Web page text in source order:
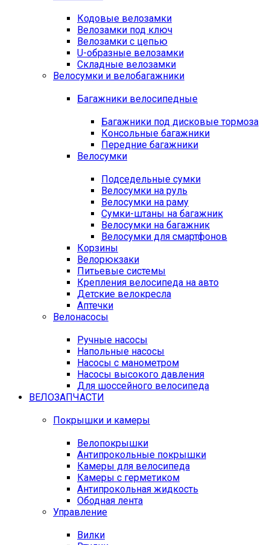
Кодовые велозамки
Велозамки под ключ
Велозамки с цепью
U-образные велозамки
Складные велозамки
Велосумки и велобагажники
Багажники велосипедные
Багажники под дисковые тормоза
Консольные багажники
Передние багажники
Велосумки
Подседельные сумки
Велосумки на руль
Велосумки на раму
Сумки-штаны на багажник
Велосумки на багажник
Велосумки для смартфонов
Корзины
Велорюкзаки
Питьевые системы
Крепления велосипеда на авто
Детские велокресла
Аптечки
Велонасосы
Ручные насосы
Напольные насосы
Насосы с манометром
Насосы высокого давления
Для шоссейного велосипеда
ВЕЛОЗАПЧАСТИ
Покрышки и камеры
Велопокрышки
Антипрокольные покрышки
Камеры для велосипеда
Камеры с герметиком
Антипрокольная жидкость
Ободная лента
Управление
Вилки